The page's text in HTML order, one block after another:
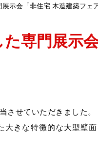
示会「非住宅 木造建築フェ
専門展示
させていただきました。
きな特徴的な大型壁面